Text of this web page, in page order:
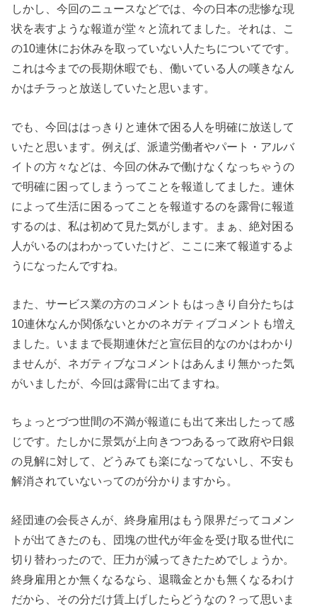
しかし、今回のニュースなどでは、今の日本の悲惨な現
状を表すような報道が堂々と流れてました。それは、こ
の10連休にお休みを取っていない人たちについてです。
これは今までの長期休暇でも、働いている人の嘆きなん
かはチラっと放送していたと思います。
でも、今回ははっきりと連休で困る人を明確に放送して
いたと思います。例えば、派遣労働者やパート・アルバ
イトの方々などは、今回の休みで働けなくなっちゃうの
で明確に困ってしまうってことを報道してました。連休
によって生活に困るってことを報道するのを露骨に報道
するのは、私は初めて見た気がします。まぁ、絶対困る
人がいるのはわかっていたけど、ここに来て報道するよ
うになったんですね。
また、サービス業の方のコメントもはっきり自分たちは
10連休なんか関係ないとかのネガティブコメントも増え
ました。いままで長期連休だと宣伝目的なのかはわかり
ませんが、ネガティブなコメントはあんまり無かった気
がいましたが、今回は露骨に出てますね。
ちょっとづつ世間の不満が報道にも出て来出したって感
じです。たしかに景気が上向きつつあるって政府や日銀
の見解に対して、どうみても楽になってないし、不安も
解消されていないってのが分かりますから。
経団連の会長さんが、終身雇用はもう限界だってコメン
トが出てきたのも、団塊の世代が年金を受け取る世代に
切り替わったので、圧力が減ってきたためでしょうか。
終身雇用とか無くなるなら、退職金とかも無くなるわけ
だから、その分だけ賃上げしたらどうなの？って思いま